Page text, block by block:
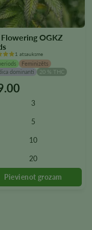
Flowering OGKZ
1 atsauksme
Feminizēts
dominanti
20 % THC
3
5
10
20